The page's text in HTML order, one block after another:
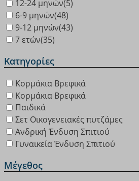
12-24 μηνών(5)
6-9 μηνών(48)
9-12 μηνών(43)
7 ετών(35)
Κατηγορίες
Κορμάκια Βρεφικά
Κορμάκια Βρεφικά
Παιδικά
Σετ Οικογενειακές πυτζάμες
Ανδρική Ένδυση Σπιτιού
Γυναικεία Ένδυση Σπιτιού
Μέγεθος